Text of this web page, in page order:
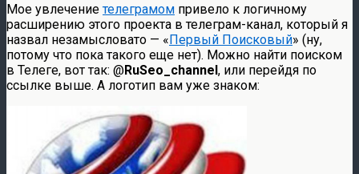
Мое увлечениетелеграмом привело к логичному
расширению этого проекта в телеграм-канал, который я
назвал незамысловато — «Первый Поисковый» (ну,
потому что пока такого еще нет). Можно найти поиском
в Телеге, вот так: @RuSeo_channel, или перейдя по
ссылке выше. А логотип вам уже знаком: